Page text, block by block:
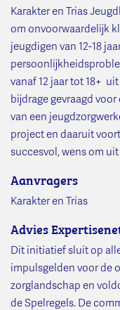
Karakter en Trias
om onvoorwaardelijk
jeugdigen van 12-18
vanaf 12 jaar tot 18+
bijdrage gevraagd
van een
project en daaruit
succesvol, wens om
Aanvragers
Karakter en Trias
Advies
Dit initiatief sluit op
impulsgelden voor de
zorglandschap en
de Spelregels. De